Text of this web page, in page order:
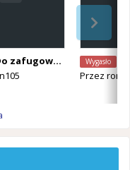
100m fasady
Wygasło
Przez